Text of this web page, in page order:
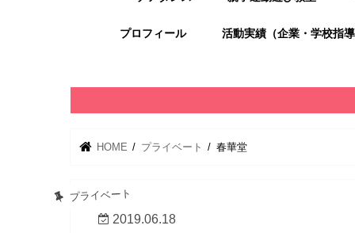
プロフィール 活動実績（企業・学校指
HOME プライベート 春華堂
プライベート
2019.06.18